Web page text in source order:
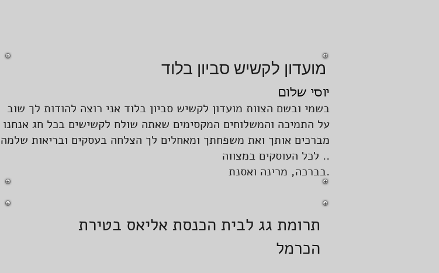
מועדון לקשיש סביון בלוד
יוסי שלום
בשמי ובשם הצוות מועדון לקשיש סביון בלוד אני רוצה להודות לך שוב
על התמיכה והמשלוחים המקסימים שאתה שולח לקשישים בכל חג אנחנו
מברכים אותך ואת משפחתך ומאחלים לך הצלחה בעסקים ובריאות שלמה
. לכל העוסקים במצווה.
בברכה, מרינה ואסנת.
תרומת גג לבית הכנסת אליאס בטירת
הכרמל